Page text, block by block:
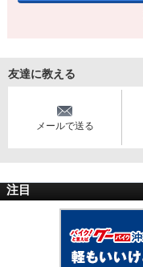
友達に教える
メールで送る
注目